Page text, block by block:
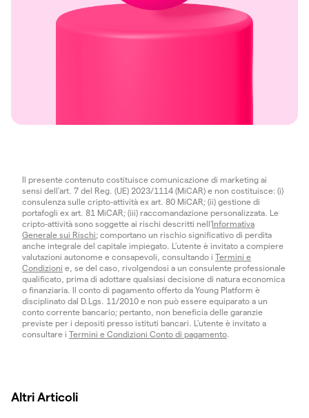
Il presente contenuto costituisce comunicazione di marketing ai
sensi dell'art. 7 del Reg. (UE) 2023/1114 (MiCAR) e non costituisce: (i)
consulenza sulle cripto-attività ex art. 80 MiCAR; (ii) gestione di
portafogli ex art. 81 MiCAR; (iii) raccomandazione personalizzata. Le
cripto-attività sono soggette ai rischi descritti nell'Informativa
Generale sui Rischi; comportano un rischio significativo di perdita
anche integrale del capitale impiegato. L’utente è invitato a compiere
valutazioni autonome e consapevoli, consultando i Termini e
Condizioni e, se del caso, rivolgendosi a un consulente professionale
qualificato, prima di adottare qualsiasi decisione di natura economica
o finanziaria. Il conto di pagamento offerto da Young Platform è
disciplinato dal D.Lgs. 11/2010 e non può essere equiparato a un
conto corrente bancario; pertanto, non beneficia delle garanzie
previste per i depositi presso istituti bancari. L’utente è invitato a
consultare i Termini e Condizioni Conto di pagamento.
Altri Articoli